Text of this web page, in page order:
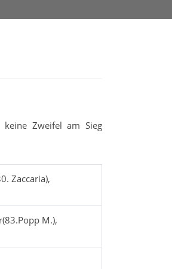
Zweifel am Sieg
Zaccaria),
M.),